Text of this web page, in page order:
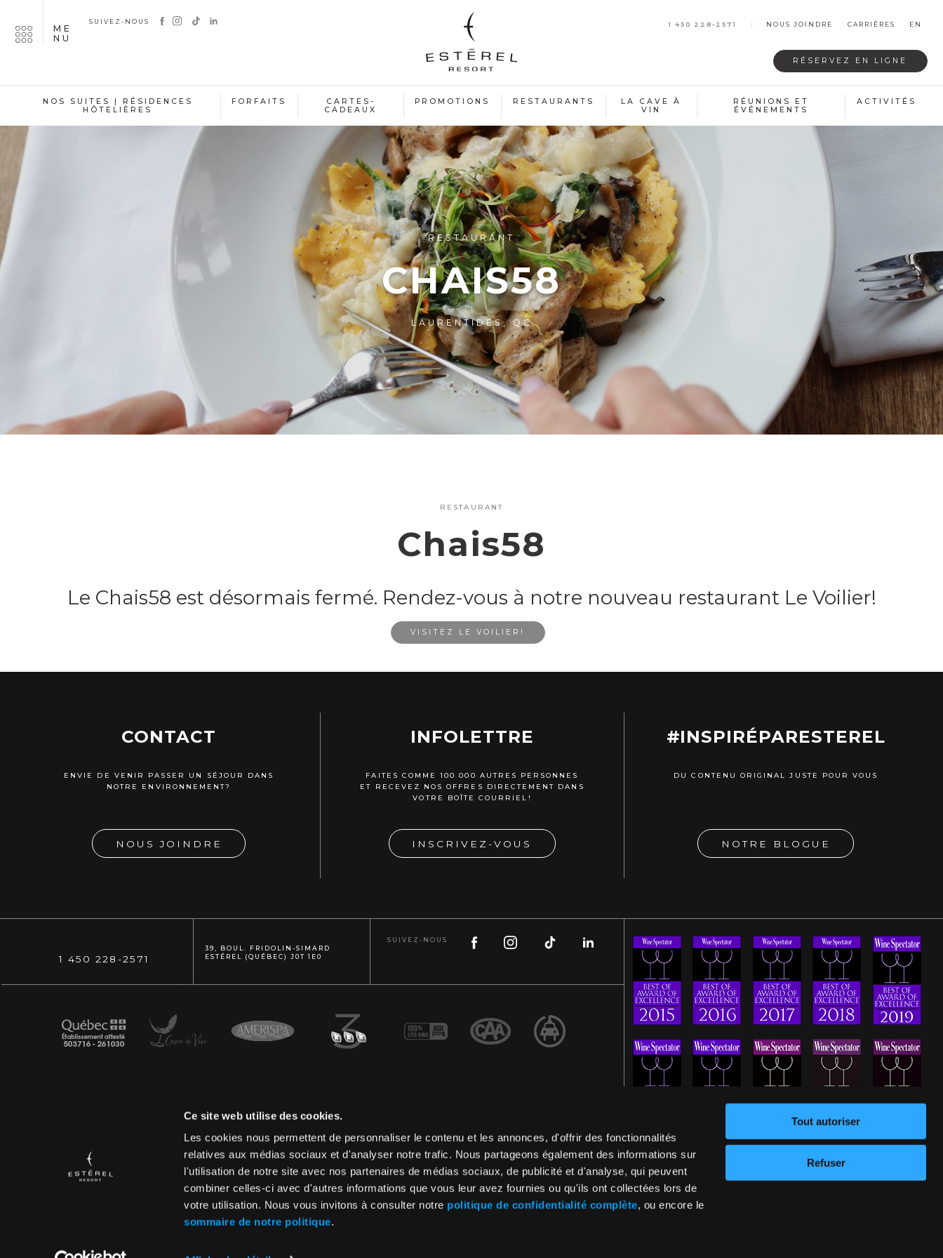
Ce site web utilise des cookies.
Les cookies nous permettent de personnaliser le contenu et les annonces, d'offrir des fonctionnalités
relatives aux médias sociaux et d'analyser notre trafic. Nous partageons également des informations sur
l'utilisation de notre site avec nos partenaires de médias sociaux, de publicité et d'analyse, qui peuvent
combiner celles-ci avec d'autres informations que vous leur avez fournies ou qu'ils ont collectées lors de
votre utilisation. Nous vous invitons à consulter notre politique de confidentialité complète, ou encore le
sommaire de notre politique.
Tout autoriser
Refuser
ME
NU
SUIVEZ-NOUS 1 450 228-2571 NOUS JOINDRE CARRIÈRES EN
RÉSERVEZ EN LIGNE
NOS SUITES | RÉSIDENCES
HÔTELIÈRES
FORFAITS
CARTES-
CADEAUX
PROMOTIONS RESTAURANTS
LA CAVE À
VIN
RÉUNIONS ET
ÉVÉNEMENTS
ACTIVITÉS
RESTAURANT
CHAIS58
LAURENTIDES, QC
RESTAURANT
Chais58
Le Chais58 est désormais fermé. Rendez-vous à notre nouveau restaurant Le Voilier!
VISITEZ LE VOILIER!
CONTACT
ENVIE DE VENIR PASSER UN SÉJOUR DANS
NOTRE ENVIRONNEMENT?
NOUS JOINDRE
INFOLETTRE
FAITES COMME 100 000 AUTRES PERSONNES
ET RECEVEZ NOS OFFRES DIRECTEMENT DANS
VOTRE BOÎTE COURRIEL!
INSCRIVEZ-VOUS
#INSPIRÉPARESTEREL
DU CONTENU ORIGINAL JUSTE POUR VOUS
NOTRE BLOGUE
1 450 228-2571
39, BOUL. FRIDOLIN-SIMARD
ESTÉREL (QUÉBEC) J0T 1E0
SUIVEZ-NOUS